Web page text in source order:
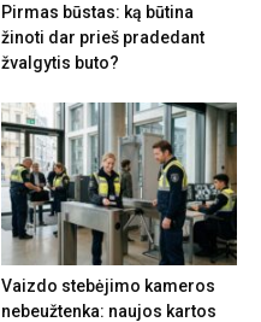
Pirmas būstas: ką būtina
žinoti dar prieš pradedant
žvalgytis buto?
Vaizdo stebėjimo kameros
nebeužtenka: naujos kartos